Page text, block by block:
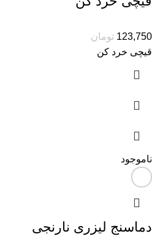
123,750 تومان
قیچی خرد کن
ناموجود
دماسنج لیزری نارنجی